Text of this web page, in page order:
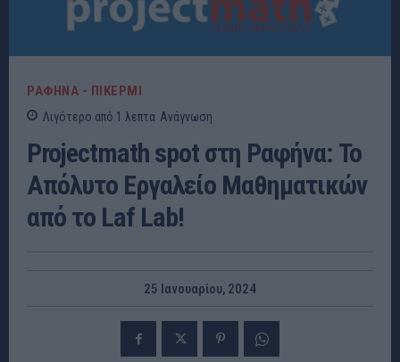
ΡΑΦΗΝΑ - ΠΙΚΕΡΜΙ
Λιγότερο από 1 λεπτα Ανάγνωση
Projectmath spot στη Ραφήνα: Το
Απόλυτο Εργαλείο Μαθηματικών
από το Laf Lab!
25 Ιανουαρίου, 2024